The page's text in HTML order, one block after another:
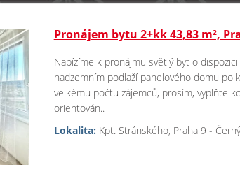
Pronájem bytu 2+kk 43,83 m²,
Nabízíme k pronájmu světlý byt o
nadzemním podlaží panelového domu po
velkému počtu zájemců, prosím, vyplňte
orientován..
Lokalita: Kpt. Stránského, Praha 9 -